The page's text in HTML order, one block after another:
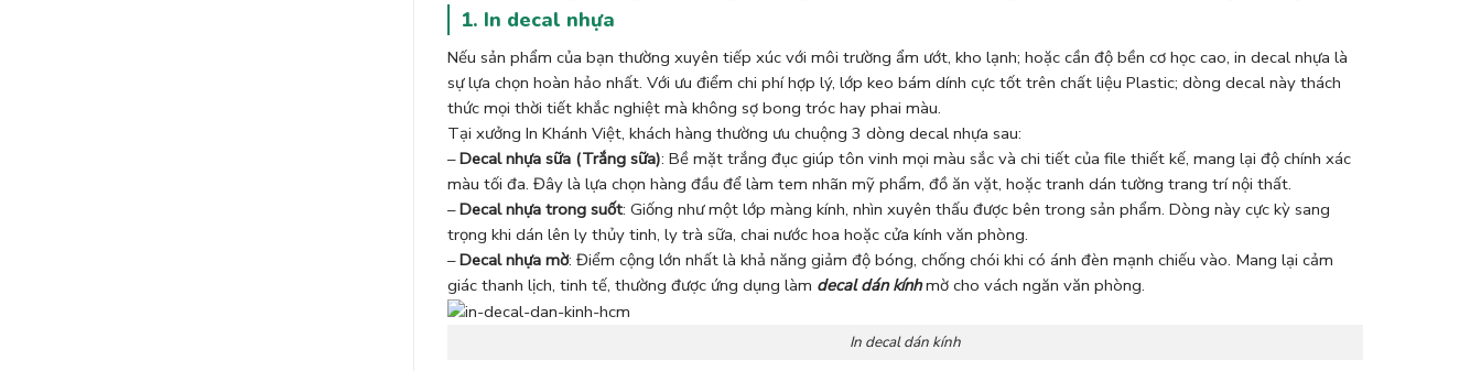
1. In decal nhựa
Nếu sản phẩm của bạn thường xuyên tiếp xúc với môi trường ẩm ướt, kho lạnh; hoặc cần độ bền cơ học cao, in decal nhựa là
sự lựa chọn hoàn hảo nhất. Với ưu điểm chi phí hợp lý, lớp keo bám dính cực tốt trên chất liệu Plastic; dòng decal này thách
thức mọi thời tiết khắc nghiệt mà không sợ bong tróc hay phai màu.
Tại xưởng In Khánh Việt, khách hàng thường ưu chuộng 3 dòng decal nhựa sau:
–Decal nhựa sữa (Trắng sữa): Bề mặt trắng đục giúp tôn vinh mọi màu sắc và chi tiết của file thiết kế, mang lại độ chính xác
màu tối đa. Đây là lựa chọn hàng đầu để làm tem nhãn mỹ phẩm, đồ ăn vặt, hoặc tranh dán tường trang trí nội thất.
–Decal nhựa trong suốt: Giống như một lớp màng kính, nhìn xuyên thấu được bên trong sản phẩm. Dòng này cực kỳ sang
trọng khi dán lên ly thủy tinh, ly trà sữa, chai nước hoa hoặc cửa kính văn phòng.
–Decal nhựa mờ: Điểm cộng lớn nhất là khả năng giảm độ bóng, chống chói khi có ánh đèn mạnh chiếu vào. Mang lại cảm
giác thanh lịch, tinh tế, thường được ứng dụng làm decal dán kínhmờ cho vách ngăn văn phòng.
In decal dán kính